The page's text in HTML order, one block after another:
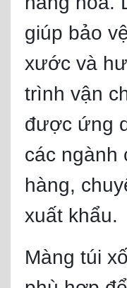
giúp bảo
xước và
trình vận
được ứng
các ngành
hàng,
xuất khẩu.
Màng túi